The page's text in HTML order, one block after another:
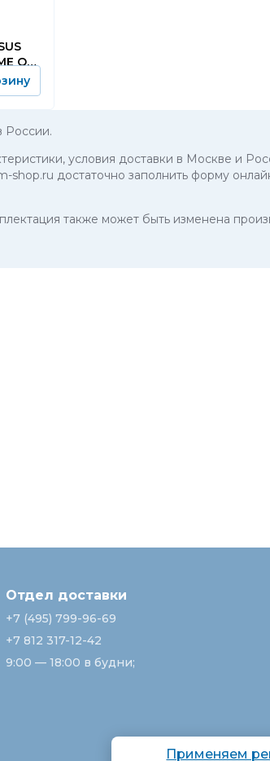
OC
России.
условия доставки в Москве и
достаточно заполнить форму
также может быть изменена
Отдел доставки
+7 (495) 799-96-69
+7 812 317-12-42
9:00 — 18:00 в будни;
Применяем